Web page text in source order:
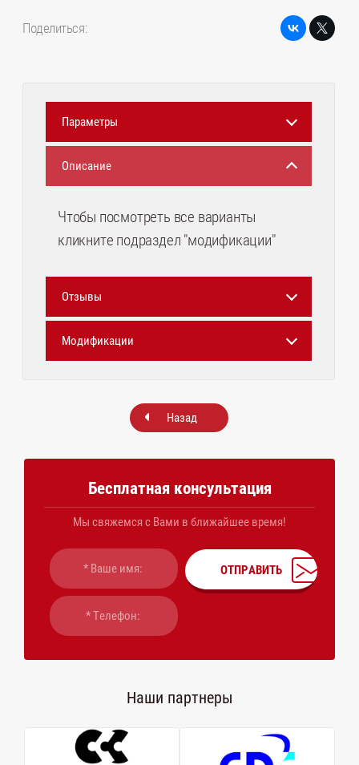
Поделиться:
Параметры
Описание
Чтобы посмотреть все варианты
кликните подраздел "модификации"
Отзывы
Модификации
Назад
Бесплатная консультация
Мы свяжемся с Вами в ближайшее время!
ОТПРАВИТЬ
Наши партнеры